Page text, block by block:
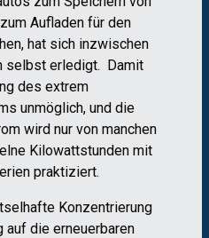
Aufladen für den
hat sich inzwischen
selbst erledigt. Damit
des extrem
unmöglich, und die
wird nur von manchen
Kilowattstunden mit
praktiziert.
Konzentrierung
auf die erneuerbaren